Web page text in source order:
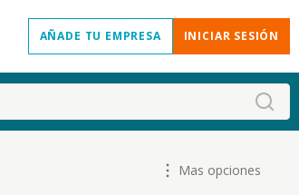
AÑADE TU EMPRESA INICIAR SESIÓN
Mas opciones